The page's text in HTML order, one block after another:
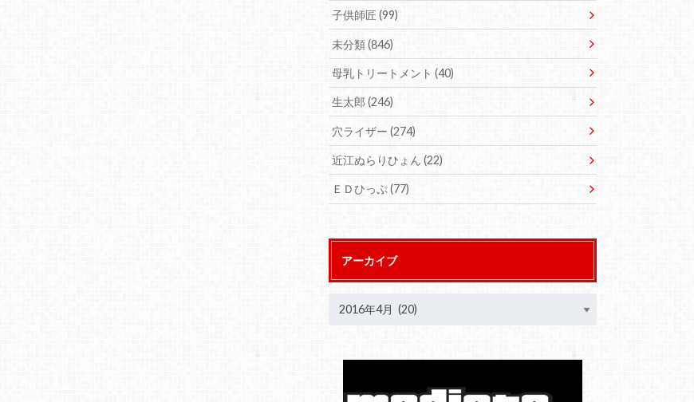
子供師匠(99)
未分類(846)
母乳トリートメント(40)
生太郎(246)
穴ライザー(274)
近江ぬらりひょん(22)
ＥＤひっぷ(77)
アーカイブ